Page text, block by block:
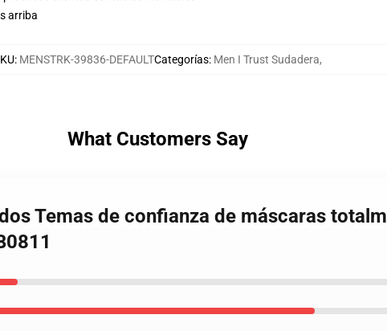
arriba
: MENSTRK-39836-DEFAULTCategorías: Men I Trust Sudadera,
What Customers Say
Temas de confianza de máscaras